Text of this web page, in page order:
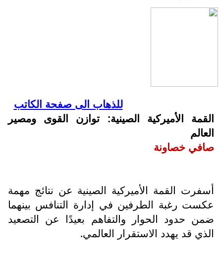
للذهاب الى صفحة الكاتب
القمة الأميركية الصينية: توازن القوى ومصير
العالم
صافي خصاونة
أسفرت القمة الأميركية الصينية عن نتائج مهمة
عكست رغبة الطرفين في إدارة التنافس بينهما
ضمن حدود الحوار والتفاهم بعيدًا عن التصعيد
الذي قد يهدد الاستقرار العالمي.